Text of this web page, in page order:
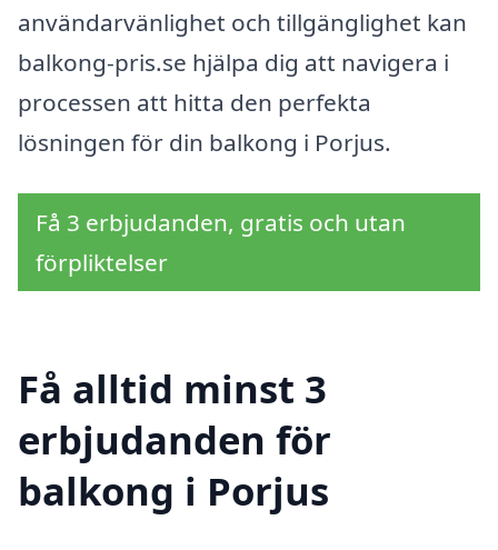
användarvänlighet och tillgänglighet kan
balkong-pris.se hjälpa dig att navigera i
processen att hitta den perfekta
lösningen för din balkong i Porjus.
Få 3 erbjudanden, gratis och utan
förpliktelser
Få alltid minst 3
erbjudanden för
balkong i Porjus